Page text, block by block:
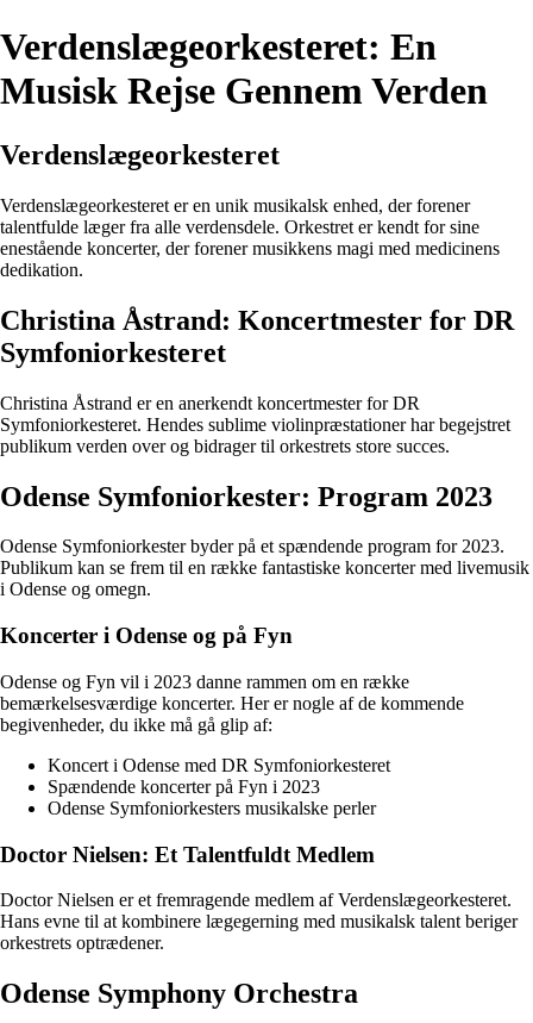
Verdenslægeorkesteret: En
Musisk Rejse Gennem Verden
Verdenslægeorkesteret
Verdenslægeorkesteret er en unik musikalsk enhed, der forener
talentfulde læger fra alle verdensdele. Orkestret er kendt for sine
enestående koncerter, der forener musikkens magi med medicinens
dedikation.
Christina Åstrand: Koncertmester for DR
Symfoniorkesteret
Christina Åstrand er en anerkendt koncertmester for DR
Symfoniorkesteret. Hendes sublime violinpræstationer har begejstret
publikum verden over og bidrager til orkestrets store succes.
Odense Symfoniorkester: Program 2023
Odense Symfoniorkester byder på et spændende program for 2023.
Publikum kan se frem til en række fantastiske koncerter med livemusik
i Odense og omegn.
Koncerter i Odense og på Fyn
Odense og Fyn vil i 2023 danne rammen om en række
bemærkelsesværdige koncerter. Her er nogle af de kommende
begivenheder, du ikke må gå glip af:
Koncert i Odense med DR Symfoniorkesteret
Spændende koncerter på Fyn i 2023
Odense Symfoniorkesters musikalske perler
Doctor Nielsen: Et Talentfuldt Medlem
Doctor Nielsen er et fremragende medlem af Verdenslægeorkesteret.
Hans evne til at kombinere lægegerning med musikalsk talent beriger
orkestrets optrædener.
Odense Symphony Orchestra